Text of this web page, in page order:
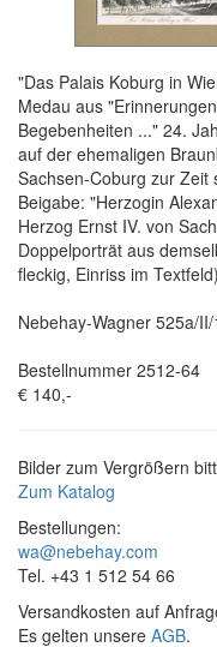
"Das Palais Koburg in
Medau aus
Begebenheiten ..." 24.
auf der ehemaligen
Sachsen-Coburg zur Zeit
Beigabe: "Herzogin
Herzog Ernst IV. von
Doppelporträt aus
fleckig, Einriss im
Nebehay-Wagner 525a/II/
Bestellnummer 2512-64
€ 140,-
Bilder zum Vergrößern
Zum Katalog
Bestellungen:
wa@nebehay.com
Tel. +43 1 512 54 66
Versandkosten auf
Es gelten unsere AGB.